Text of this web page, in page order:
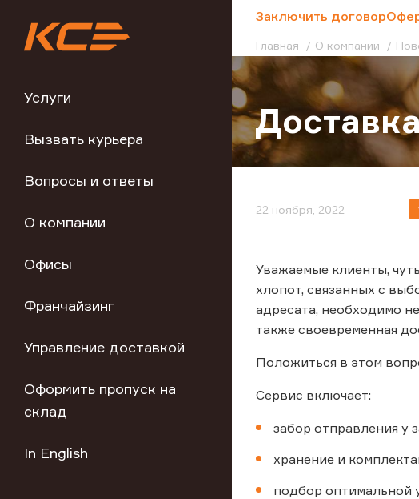
Услуги
Вызвать курьера
Вопросы и ответы
О компании
Офисы
Франчайзинг
Управление доставкой
Оформить пропуск на
склад
In English
Заключить договор
Главная О компании
22 ноября, 2022
Уважаемые клиенты,
хлопот, связанных с
адресата, необходимо
также своевременная
Положиться в этом
Сервис включает:
забор отправления у
хранение и
подбор оптимальной